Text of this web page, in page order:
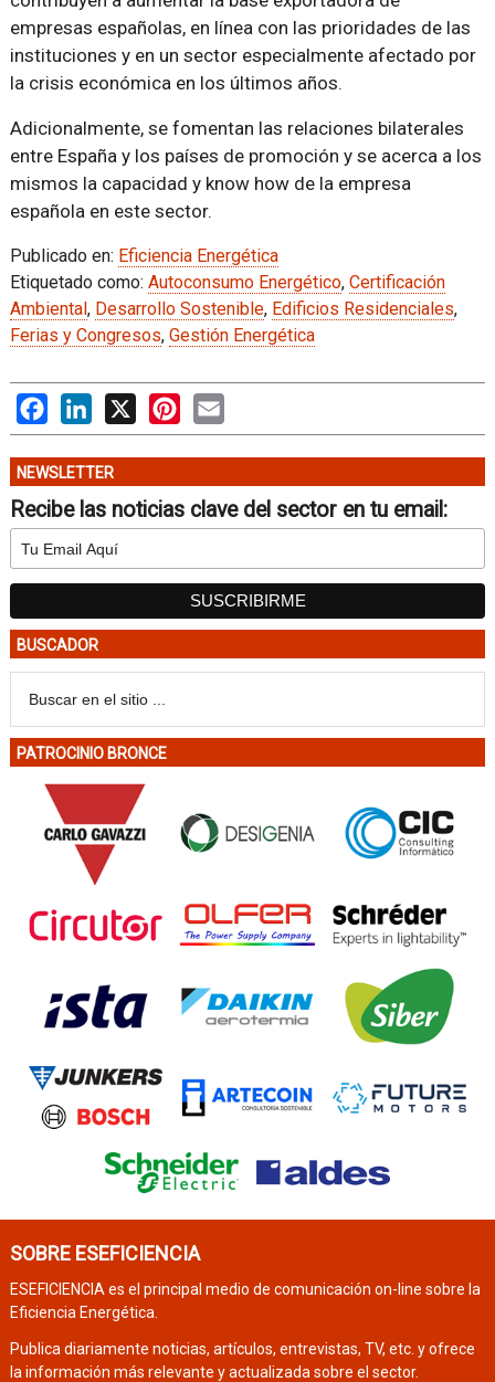
empresas españolas, en línea con las prioridades de las
instituciones y en un sector especialmente afectado por
la crisis económica en los últimos años.
Adicionalmente, se fomentan las relaciones bilaterales
entre España y los países de promoción y se acerca a los
mismos la capacidad y know how de la empresa
española en este sector.
Publicado en: Eficiencia Energética
Etiquetado como: Autoconsumo Energético, Certificación
Ambiental, Desarrollo Sostenible, Edificios Residenciales,
Ferias y Congresos, Gestión Energética
FacebookLinkedIn
X PinterestEmail
NEWSLETTER
Recibe las noticias clave del sector en tu email:
BUSCADOR
PATROCINIO BRONCE
SOBRE ESEFICIENCIA
ESEFICIENCIA es el principal medio de comunicación on-line sobre la
Eficiencia Energética.
Publica diariamente noticias, artículos, entrevistas, TV, etc. y ofrece
la información más relevante y actualizada sobre el sector.